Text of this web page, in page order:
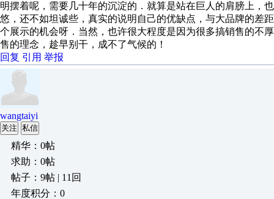
明摆着呢，需要几十年的沉淀的．就算是站在巨人的肩膀上，
悠，还不如坦诚些，真实的说明自己的优缺点，与大品牌的差
个展示的机会呀．当然，也许很大程度是因为很多搞销售的不
售的理念，趁早别干，成不了气候的！
回复 引用 举报
wangtaiyi
关注 私信
精华：0帖
求助：0帖
帖子：9帖 | 11回
年度积分：0